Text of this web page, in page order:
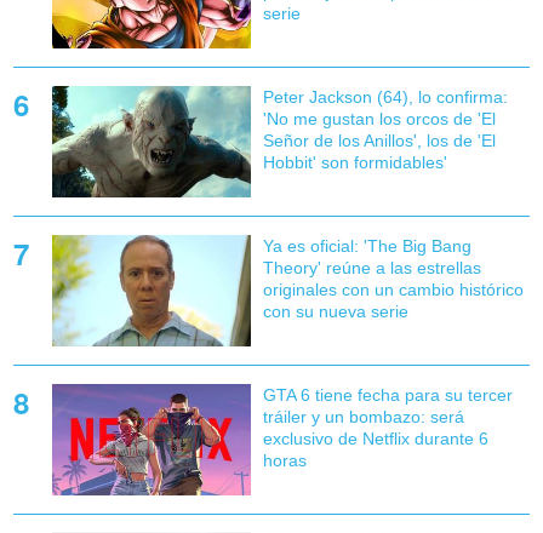
serie
Peter Jackson (64), lo confirma:
'No me gustan los orcos de 'El
Señor de los Anillos', los de 'El
Hobbit' son formidables'
Ya es oficial: 'The Big Bang
Theory' reúne a las estrellas
originales con un cambio histórico
con su nueva serie
GTA 6 tiene fecha para su tercer
tráiler y un bombazo: será
exclusivo de Netflix durante 6
horas